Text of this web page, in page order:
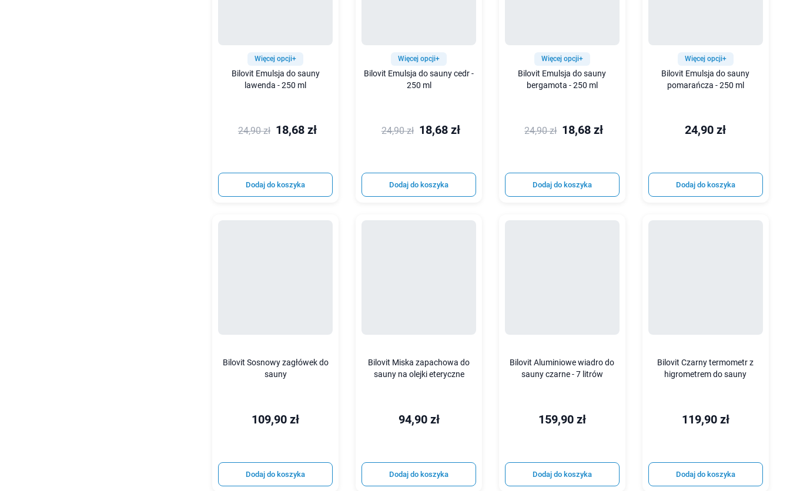
Więcej opcji+
Bilovit Emulsja do sauny
lawenda - 250 ml
24,90 zł 18,68 zł
Dodaj do koszyka
Więcej opcji+
Bilovit Emulsja do sauny cedr -
250 ml
24,90 zł 18,68 zł
Dodaj do koszyka
Więcej opcji+
Bilovit Emulsja do sauny
bergamota - 250 ml
24,90 zł 18,68 zł
Dodaj do koszyka
Więcej opcji+
Bilovit Emulsja do sauny
pomarańcza - 250 ml
24,90 zł
Dodaj do koszyka
Bilovit Sosnowy zagłówek do
sauny
109,90 zł
Dodaj do koszyka
Bilovit Miska zapachowa do
sauny na olejki eteryczne
94,90 zł
Dodaj do koszyka
Bilovit Aluminiowe wiadro do
sauny czarne - 7 litrów
159,90 zł
Dodaj do koszyka
Bilovit Czarny termometr z
higrometrem do sauny
119,90 zł
Dodaj do koszyka